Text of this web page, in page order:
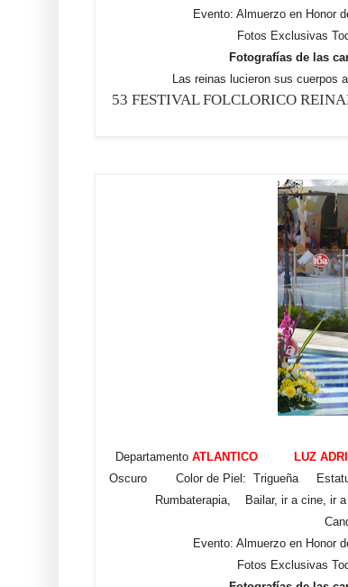
Evento: Almuerzo en Honor
Fotos Exclusivas
Fotografías de las
Las reinas lucieron sus cuerpos
53 FESTIVAL FOLCLORICO
Departamento ATLANTICO LUZ
Oscuro Color de Piel: Trigueña
Rumbaterapia, Bailar, ir a cine, ir
Evento: Almuerzo en Honor
Fotos Exclusivas